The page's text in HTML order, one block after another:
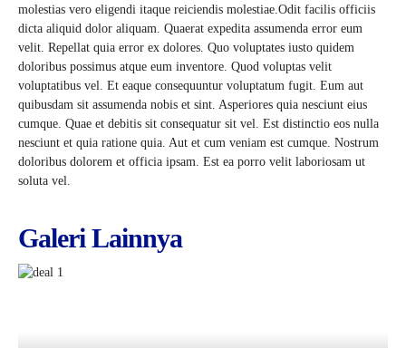
molestias vero eligendi itaque reiciendis molestiae.Odit facilis officiis
dicta aliquid dolor aliquam. Quaerat expedita assumenda error eum
velit. Repellat quia error ex dolores. Quo voluptates iusto quidem
doloribus possimus atque eum inventore. Quod voluptas velit
voluptatibus vel. Et eaque consequuntur voluptatum fugit. Eum aut
quibusdam sit assumenda nobis et sint. Asperiores quia nesciunt eius
cumque. Quae et debitis sit consequatur sit vel. Est distinctio eos nulla
nesciunt et quia ratione quia. Aut et cum veniam est cumque. Nostrum
doloribus dolorem et officia ipsam. Est ea porro velit laboriosam ut
soluta vel.
Galeri Lainnya